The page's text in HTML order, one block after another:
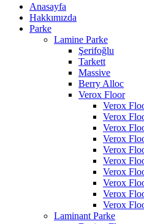
Anasayfa
Hakkımızda
Parke
Lamine Parke
Şerifoğlu
Tarkett
Massive
Berry Alloc
Verox Floor
Verox
Verox
Verox
Verox
Verox
Verox
Verox
Verox
Verox
Verox
Laminant Parke